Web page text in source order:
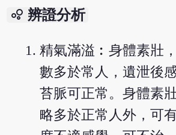
bubble_chart 辨證分析
精氣滿溢︰身體素壯
數多於常人，遺泄後
苔脈可正常。身體素
略多於正常人外，可